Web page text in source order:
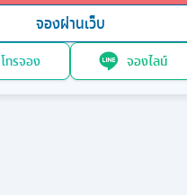
จองผ่านเว็บ
โทรจอง จองไลน์